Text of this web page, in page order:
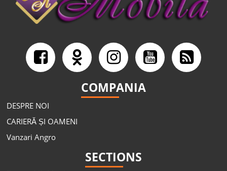
COMPANIA
DESPRE NOI
CARIERĂ ȘI OAMENI
Vanzari Angro
SECTIONS